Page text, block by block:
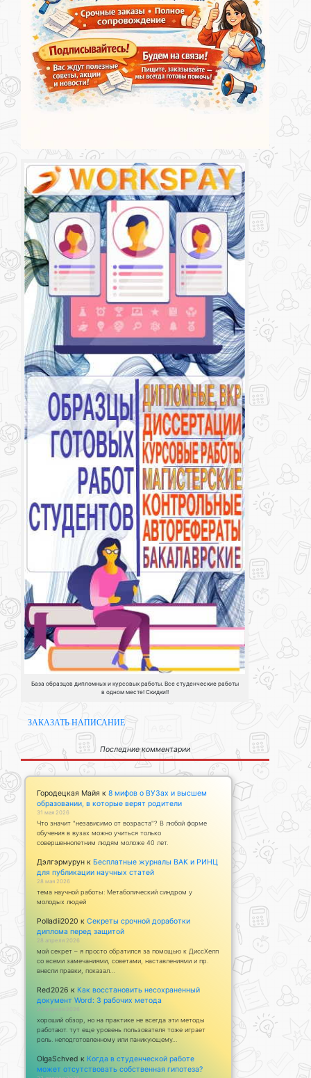
База образцов дипломных и курсовых работы. Все студенческие работы
в одном месте! Скидки!!
ЗАКАЗАТЬ НАПИСАНИЕ
Последние комментарии
Городецкая Майя к 8 мифов о ВУЗах и высшем
образовании, в которые верят родители
31 мая 2026
Что значит "независимо от возраста"? В любой форме
обучения в вузах можно учиться только
совершеннолетним людям моложе 40 лет.
Дэлгэрмурун к Бесплатные журналы ВАК и РИНЦ
для публикации научных статей
28 мая 2026
тема научной работы: Метаболический синдром у
молодых людей
Polladii2020 к Секреты срочной доработки
диплома перед защитой
28 апреля 2026
мой секрет – я просто обратился за помощью к ДиссХелп
со всеми замечаниями, советами, наставлениями и пр.
внесли правки, показал…
Red2026 к Как восстановить несохраненный
документ Word: 3 рабочих метода
23 апреля 2026
хороший обзор, но на практике не всегда эти методы
работают. тут еще уровень пользователя тоже играет
роль. неподготовленному или паникующему…
OlgaSchved к Когда в студенческой работе
может отсутствовать собственная гипотеза?